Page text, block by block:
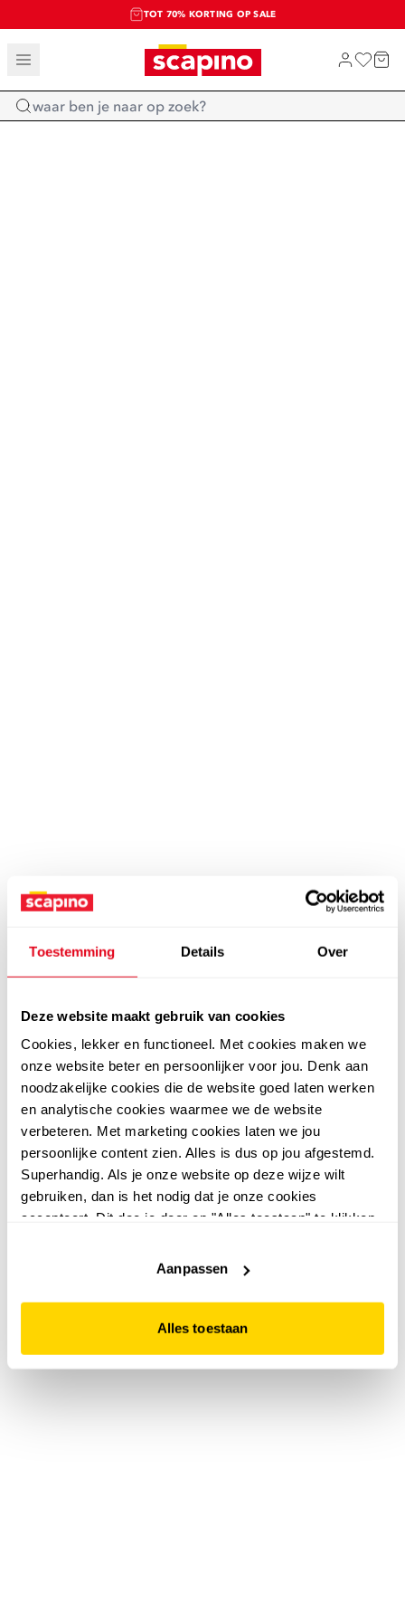
Toestemming Details Over
Deze website maakt gebruik van cookies
Cookies, lekker en functioneel. Met cookies maken we
onze website beter en persoonlijker voor jou. Denk aan
noodzakelijke cookies die de website goed laten werken
en analytische cookies waarmee we de website
verbeteren. Met marketing cookies laten we jou
persoonlijke content zien. Alles is dus op jou afgestemd.
Superhandig. Als je onze website op deze wijze wilt
gebruiken, dan is het nodig dat je onze cookies
accepteert. Dit doe je door op "Alles toestaan" te klikken.
website niet optimaal functioneert.
Aanpassen
Alles toestaan
TOT 70% KORTING OP SALE
SALE: LAATSTE KANS!
SHOP NIEUW
Home